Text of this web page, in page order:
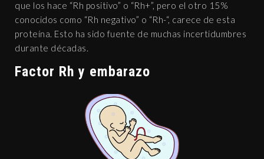
que los hace “Rh positivo” o “Rh+”, pero el otro 15%
conocidos como “Rh negativo” o “Rh-“, carece de esta
proteína. Esto ha sido fuente de muchas incertidumbres
durante décadas.
Factor Rh y embarazo